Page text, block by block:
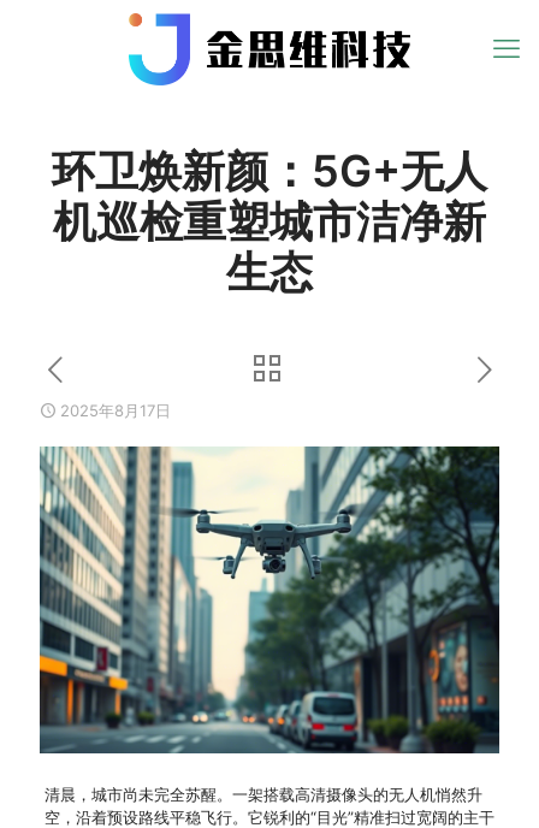
环卫焕新颜：5G+无人
机巡检重塑城市洁净新
生态
2025年8月17日
清晨，城市尚未完全苏醒。一架搭载高清摄像头的无人机悄然升
空，沿着预设路线平稳飞行。它锐利的“目光”精准扫过宽阔的主干